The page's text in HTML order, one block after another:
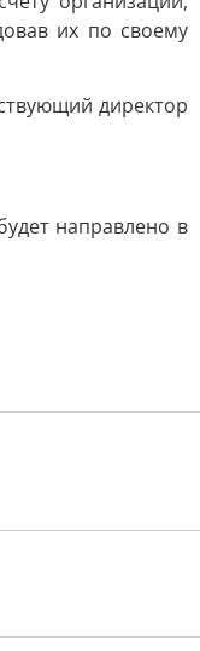
их по своему
директор
направлено в